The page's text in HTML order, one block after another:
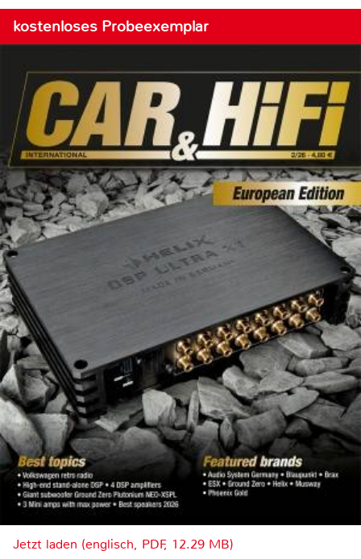
kostenloses Probeexemplar
Jetzt laden (englisch, PDF, 12.29 MB)